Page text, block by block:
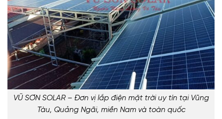
VŨ SƠN SOLAR – Đơn vị lắp điện mặt trời uy tín tại Vũng
Tàu, Quảng Ngãi, miền Nam và toàn quốc